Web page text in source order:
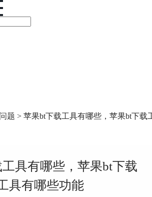
题 > 苹果bt下载工具有哪些，苹果bt下载
具有哪些，苹果bt下载
具有哪些功能